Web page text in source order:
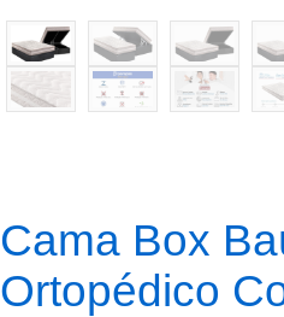
Cama Box
Ortopédico